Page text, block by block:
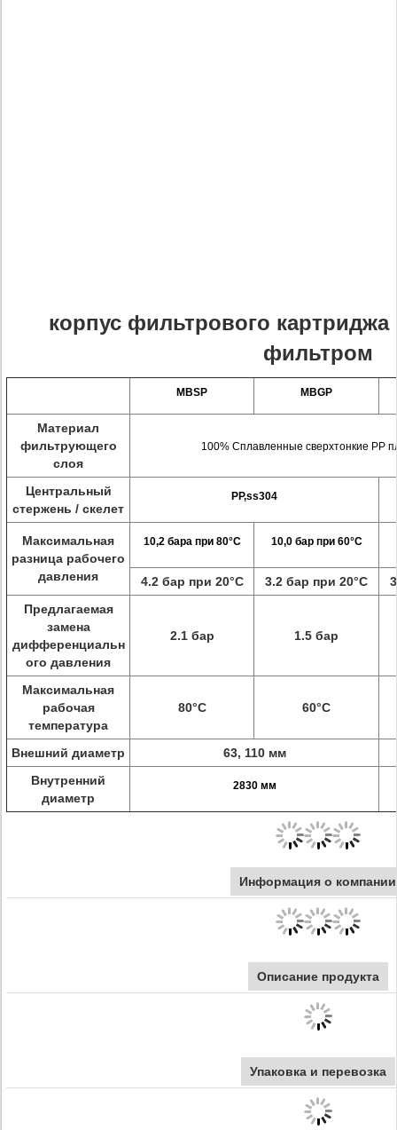
корпус фильтрового
фильтром
MBSP MBGP
Материал
фильтрующего
слоя
100% Сплавленные сверхтонкие PP
Центральный
стержень / скелет
PP,ss304
Максимальная
разница рабочего
давления
10,2 бара при 80°С 10,0 бар при 60°C
4.2 бар при 20°С 3.2 бар при 20°С
Предлагаемая
замена
дифференциальн
ого давления
2.1 бар 1.5 бар
Максимальная
рабочая
температура
80°C 60°C
Внешний диаметр
63, 110 мм
Внутренний
диаметр
2830 мм
Информация о компании
Описание продукта
Упаковка и перевозка